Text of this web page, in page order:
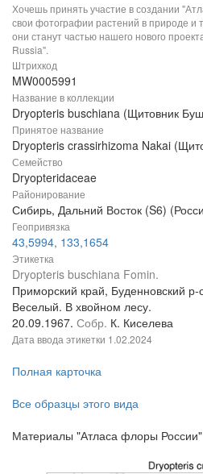
Хочешь принять участие в создании
свои фотографии растений в природе и
они станут частью нашего нового
Russia".
Штрихкод
MW0005991
Название в коллекции
Dryopteris buschiana (Щитовник
Принятое название
Dryopteris crassirhizoma Nakai
Семейство
Dryopteridaceae
Районирование
Сибирь, Дальний Восток (S6)
Геопривязка
43,5994, 133,1654
Этикетка
Dryopteris buschiana Fomin.
Приморский край, Буденновский
Веселый. В хвойном лесу.
20.09.1967. Собр. К. Киселева
Дата ввода этикетки 1.02.2024
Полная карточка
Все образцы этого вида
Материалы "Атласа флоры